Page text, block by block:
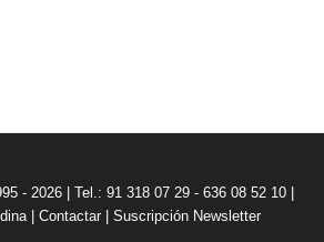
- 2026 | Tel.: 91 318 07 29 - 636 08 52 10 |
| Contactar | Suscripción Newsletter